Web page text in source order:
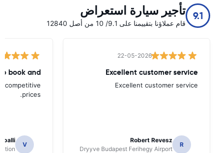
9.1 تأجير سيارة استعراض
قام عملاؤنا بتقييمنا على 9.1/ 10 من أصل 12840
22-05-2026
Excellent customer service
Excellent customer service
R
Robert Revesz
Dryyve Budapest Ferihegy Airport
book and
competitive
prices.
V